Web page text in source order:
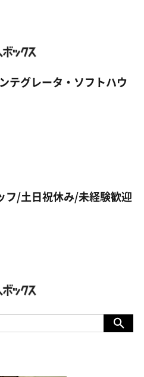
テグレータ・ソフトハウ
フ/土日祝休み/未経験歓迎